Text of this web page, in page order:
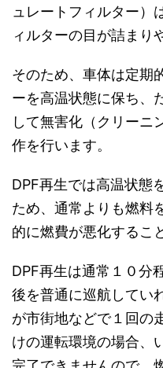
ュレートフィルター）
ィルターの目が詰まり
そのため、車体は定期
ーを高温状態に保ち、
して無害化（クリーニ
作を行います。
DPF再生では高温状態
ため、通常よりも燃料
的に燃費が悪化するこ
DPF再生は通常１０分
後を普通に巡航してい
が市街地などで１回の
けの運転環境の場合、